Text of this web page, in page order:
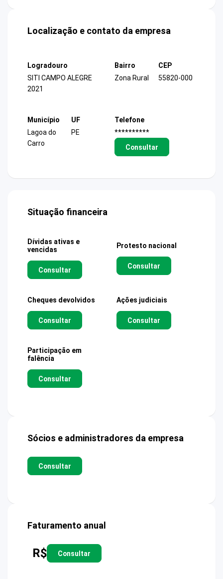
Localização e contato da empresa
Logradouro
SITI CAMPO ALEGRE
2021
Bairro
Zona Rural
CEP
55820-000
Município
Lagoa do
Carro
UF
PE
Telefone
**********
Consultar
Situação financeira
Dívidas ativas e
vencidas
Consultar
Protesto nacional
Consultar
Cheques devolvidos
Consultar
Ações judiciais
Consultar
Participação em
falência
Consultar
Sócios e administradores da empresa
Consultar
Faturamento anual
R$ Consultar